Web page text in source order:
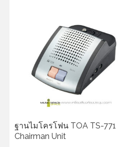
ฐานไมโครโฟน TOA TS-771
Chairman Unit